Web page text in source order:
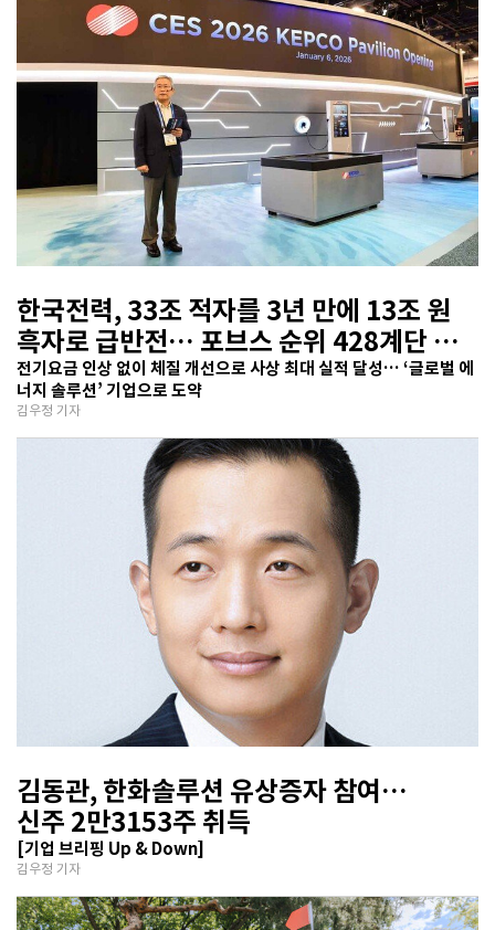
한국전력, 33조 적자를 3년 만에 13조 원
흑자로 급반전… 포브스 순위 428계단 껑
충
전기요금 인상 없이 체질 개선으로 사상 최대 실적 달성… ‘글로벌 에
너지 솔루션’ 기업으로 도약
김우정 기자
김동관, 한화솔루션 유상증자 참여…
신주 2만3153주 취득
[기업 브리핑 Up & Down]
김우정 기자